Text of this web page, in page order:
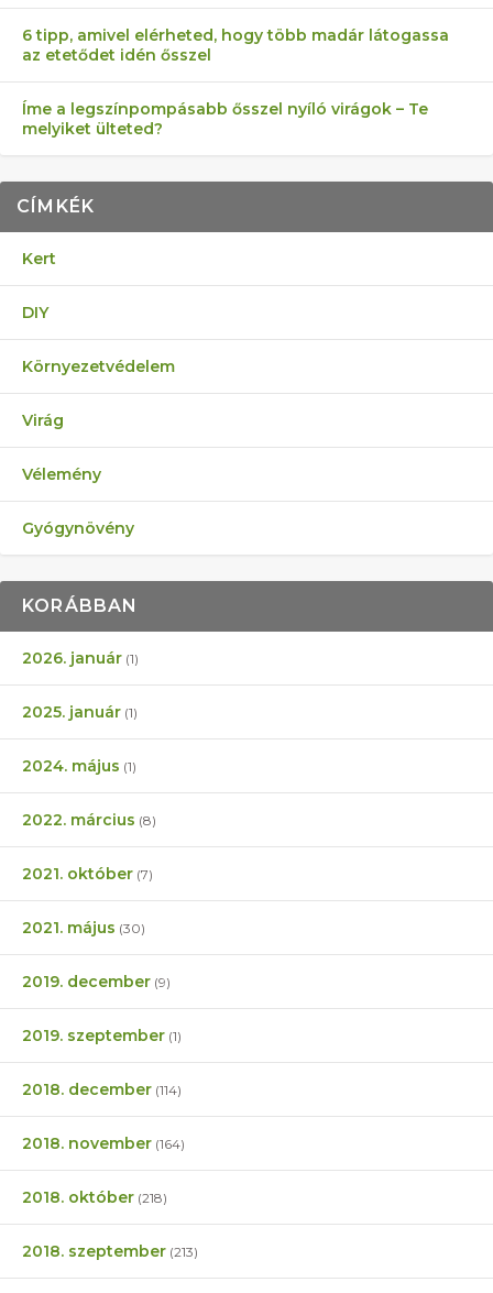
6 tipp, amivel elérheted, hogy több madár látogassa
az etetődet idén ősszel
Íme a legszínpompásabb ősszel nyíló virágok – Te
melyiket ülteted?
CÍMKÉK
Kert
DIY
Környezetvédelem
Virág
Vélemény
Gyógynövény
KORÁBBAN
2026. január (1)
2025. január (1)
2024. május (1)
2022. március (8)
2021. október (7)
2021. május (30)
2019. december (9)
2019. szeptember (1)
2018. december (114)
2018. november (164)
2018. október (218)
2018. szeptember (213)